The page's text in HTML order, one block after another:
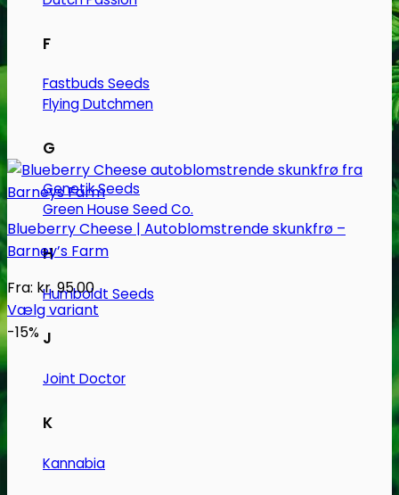
F
Fastbuds Seeds
Flying Dutchmen
G
Genetik Seeds
Green House Seed Co.
H
Humboldt Seeds
J
Joint Doctor
K
Kannabia
Blueberry Cheese | Autoblomstrende skunkfrø –
Barney’s Farm
Fra: kr.95.00
Vælg variant
Dette
vare
har
varianter.
-15%